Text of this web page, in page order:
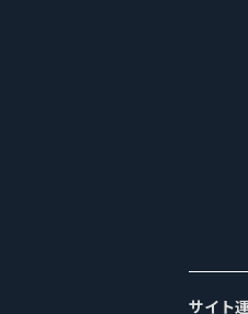
サイト